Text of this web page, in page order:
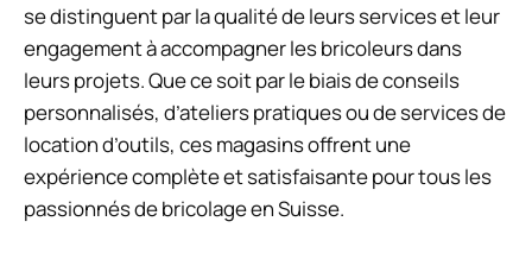
se distinguent par la qualité de leurs services et leur
engagement à accompagner les bricoleurs dans
leurs projets. Que ce soit par le biais de conseils
personnalisés, d’ateliers pratiques ou de services de
location d’outils, ces magasins offrent une
expérience complète et satisfaisante pour tous les
passionnés de bricolage en Suisse.